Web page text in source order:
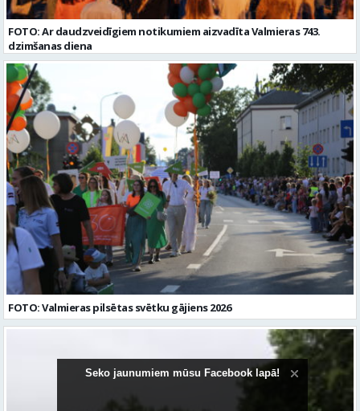
FOTO: Ar daudzveidīgiem notikumiem aizvadīta Valmieras 743.
dzimšanas diena
FOTO: Valmieras pilsētas svētku gājiens 2026
Seko jaunumiem mūsu Facebook lapā!